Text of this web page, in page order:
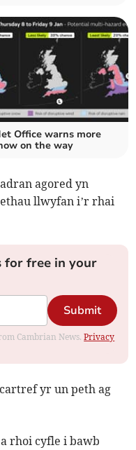
Office warns more
on the way
agored yn
llwyfan i’r rhai
for free in your
Submit
Cambrian News.Privacy
yr un peth ag
rhoi cyfle i bawb